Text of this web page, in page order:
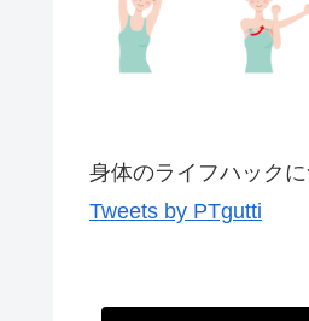
身体のライフハック
Tweets by PTgutti